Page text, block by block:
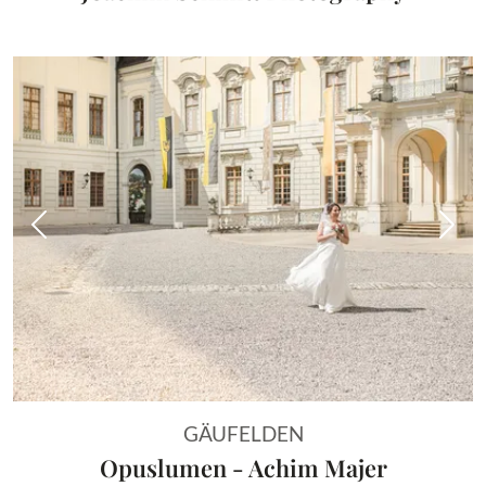
Vorheriges Bild
GÄUFELDEN
Opuslumen - Achim Majer